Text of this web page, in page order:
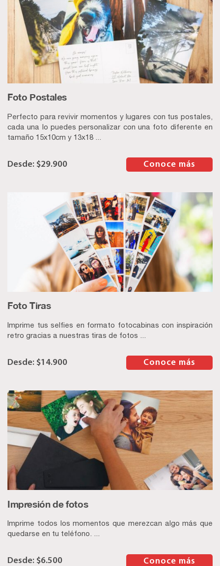
Foto Postales
Perfecto para revivir momentos y lugares con tus postales,
cada una lo puedes personalizar con una foto diferente en
tamaño 15x10cm y 13x18 ...
$29.900 Conoce más
Foto Tiras
Imprime tus selfies en formato fotocabinas con inspiración
retro gracias a nuestras tiras de fotos ...
$14.900 Conoce más
Impresión de fotos
Imprime todos los momentos que merezcan algo más que
quedarse en tu teléfono. ...
$6.500 Conoce más